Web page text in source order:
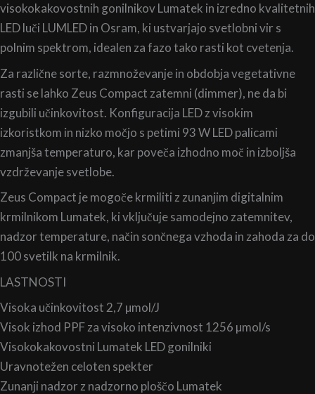
visokokakovostnih gonilnikov Lumatek in izredno kvalitetnih
LED luči LUMLED in Osram, ki ustvarjajo svetlobni vir s
polnim spektrom, idealen za fazo tako rasti kot cvetenja.
Za različne sorte, razmnoževanje in obdobja vegetativne
rasti se lahko Zeus Compact zatemni (dimmer), ne da bi
izgubili učinkovitost. Konfiguracija LED z visokim
izkoristkom in nizko močjo s petimi 93 W LED palicami
zmanjša temperaturo, kar poveča izhodno moč in izboljša
vzdrževanje svetlobe.
Zeus Compact je mogoče krmiliti z zunanjim digitalnim
krmilnikom Lumatek, ki vključuje samodejno zatemnitev,
nadzor temperature, način sončnega vzhoda in zahoda za do
100 svetilk na krmilnik.
LASTNOSTI
Visoka učinkovitost 2,7 µmol/J
Visok izhod PPF za visoko intenzivnost 1256 µmol/s
Visokokakovostni Lumatek LED gonilniki
Uravnotežen celoten spekter
Zunanji nadzor z nadzorno ploščo Lumatek